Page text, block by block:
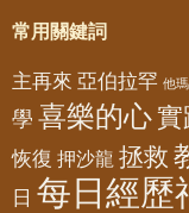
常用關鍵詞
主再來 亞伯拉罕 他瑪
學 喜樂的心實
恢復 押沙龍 拯救
日 每日經歷